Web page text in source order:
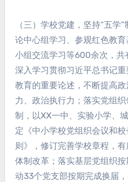
（三）学校党建，坚持“五学
论中心组学习、参观红色教
小组交流学习等600余次，共
深入学习贯彻习近平总书记
教育的重要论述，不断提高
力、政治执行力；落实党组
制，以XX一中、实验小学、
定《中小学校党组织会议和
则》，修订完善学校章程，
体制改革；落实基层党组织
动33个党支部按期完成换届